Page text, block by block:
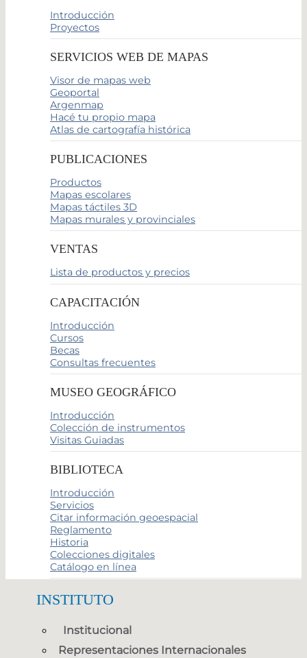
Introducción
Proyectos
SERVICIOS WEB DE MAPAS
Visor de mapas web
Geoportal
Argenmap
Hacé tu propio mapa
Atlas de cartografía histórica
PUBLICACIONES
Productos
Mapas escolares
Mapas táctiles 3D
Mapas murales y provinciales
VENTAS
Lista de productos y precios
CAPACITACIÓN
Introducción
Cursos
Becas
Consultas frecuentes
MUSEO GEOGRÁFICO
Introducción
Colección de instrumentos
Visitas Guiadas
BIBLIOTECA
Introducción
Servicios
Citar información geoespacial
Reglamento
Historia
Colecciones digitales
Catálogo en línea
INSTITUTO
Institucional
Representaciones Internacionales